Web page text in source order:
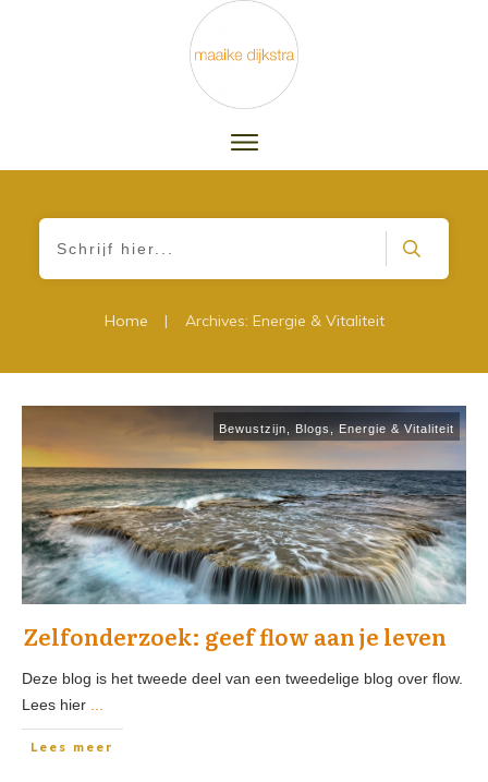
Home | Archives: Energie & Vitaliteit
Bewustzijn Blogs,Energie & Vitaliteit
Zelfonderzoek: geef flow aan je leven
Deze blog is het tweede deel van een tweedelige blog over flow.
Lees hier
Lees meer